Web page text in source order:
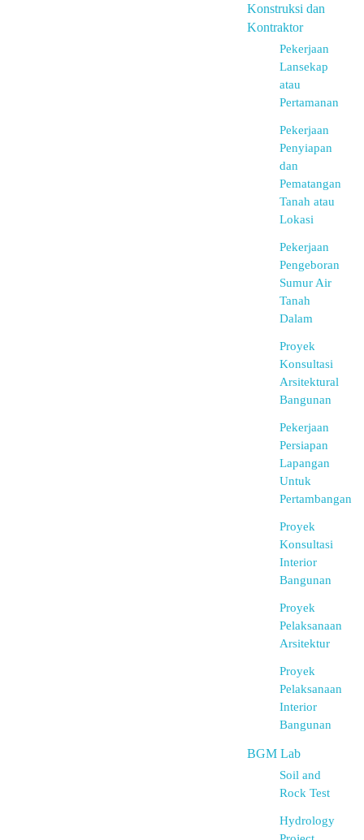
Konstruksi dan
Kontraktor
Pekerjaan
Lansekap
atau
Pertamanan
Pekerjaan
Penyiapan
dan
Pematangan
Tanah atau
Lokasi
Pekerjaan
Pengeboran
Sumur Air
Tanah
Dalam
Proyek
Konsultasi
Arsitektural
Bangunan
Pekerjaan
Persiapan
Lapangan
Untuk
Pertambangan
Proyek
Konsultasi
Interior
Bangunan
Proyek
Pelaksanaan
Arsitektur
Proyek
Pelaksanaan
Interior
Bangunan
BGM Lab
Soil and
Rock Test
Hydrology